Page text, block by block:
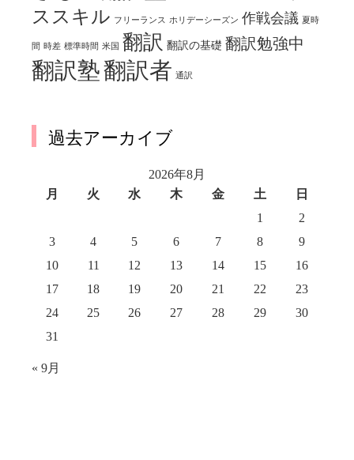
ススキル フリーランス ホリデーシーズン 作戦会議 夏時
間 時差 標準時間 米国 翻訳 翻訳の基礎 翻訳勉強中
翻訳塾翻訳者 通訳
過去アーカイブ
2026年8月
月
火 水 木 金 土
日
1
2
3
4 5 6 7 8
9
10
11 12 13 14 15
16
17
18 19 20 21 22
23
24
25 26 27 28 29
30
31
« 9月